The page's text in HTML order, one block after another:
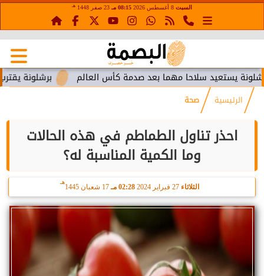
السبت 08:15 مـ 23 صفر 1448 هـ
برشلونة يقترب من سلاحا مهما بعد صدمة كأس العالم
الرئيسية صحة
احذر تناول الطماطم في هذه الحالات
وما الكمية المناسبة له؟
الثلاثاء 02:28 مـ 17 شعبان 1445
هـ